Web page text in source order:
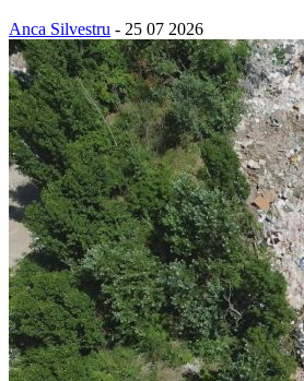
Anca Silvestru - 25 07 2026